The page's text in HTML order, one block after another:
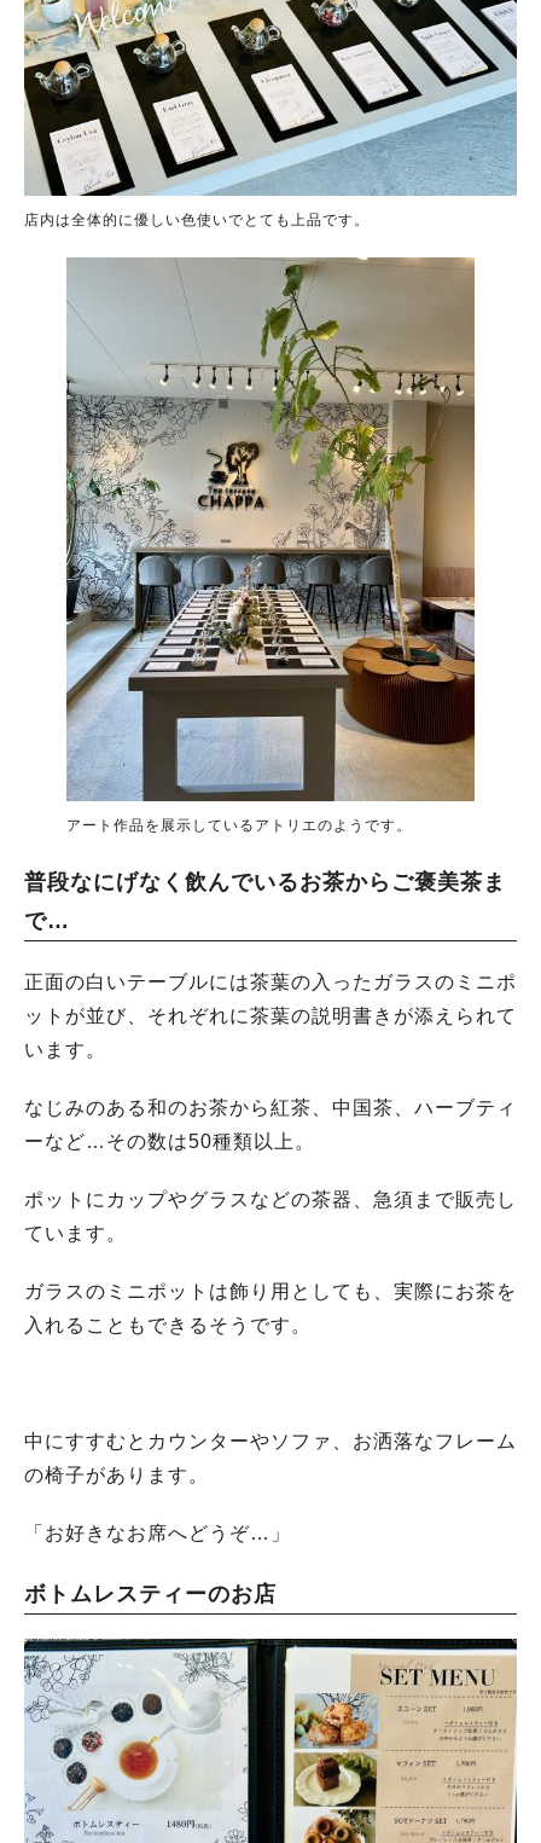
店内は全体的に優しい色使いでとても上品です。
アート作品を展示しているアトリエのようです。
普段なにげなく飲んでいるお茶からご褒美茶ま
で…
正面の白いテーブルには茶葉の入ったガラスのミニポ
ットが並び、それぞれに茶葉の説明書きが添えられて
います。
なじみのある和のお茶から紅茶、中国茶、ハーブティ
ーなど…その数は50種類以上。
ポットにカップやグラスなどの茶器、急須まで販売し
ています。
ガラスのミニポットは飾り用としても、実際にお茶を
入れることもできるそうです。
中にすすむとカウンターやソファ、お洒落なフレーム
の椅子があります。
「お好きなお席へどうぞ…」
ボトムレスティーのお店